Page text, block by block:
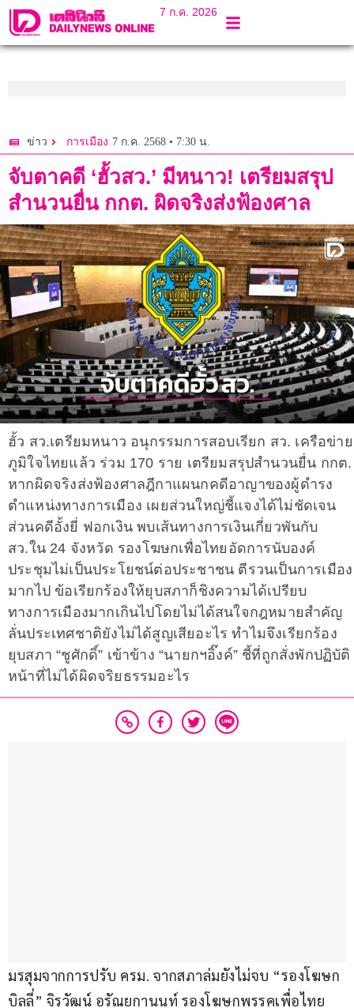
7 ก.ค. 2026
ข่าว การเมือง 7 ก.ค. 2568 • 7:30 น.
จับตาคดี ‘ฮั้วสว.’ มีหนาว! เตรียมสรุป
สำนวนยื่น กกต. ผิดจริงส่งฟ้องศาล
ฮั้ว สว.เตรียมหนาว อนุกรรมการสอบเรียก สว. เครือข่าย
ภูมิใจไทยแล้ว ร่วม 170 ราย เตรียมสรุปสำนวนยื่น กกต.
หากผิดจริงส่งฟ้องศาลฎีกาแผนกคดีอาญาของผู้ดำรง
ตำแหน่งทางการเมือง เผยส่วนใหญ่ชี้แจงได้ไม่ชัดเจน
ส่วนคดีอั้งยี่ ฟอกเงิน พบเส้นทางการเงินเกี่ยวพันกับ
สว.ใน 24 จังหวัด รองโฆษกเพื่อไทยอัดการนับองค์
ประชุมไม่เป็นประโยชน์ต่อประชาชน ตีรวนเป็นการเมือง
มากไป ข้อเรียกร้องให้ยุบสภาก็ชิงความได้เปรียบ
ทางการเมืองมากเกินไปโดยไม่ได้สนใจกฎหมายสำคัญ
ลั่นประเทศชาติยังไม่ได้สูญเสียอะไร ทำไมจึงเรียกร้อง
ยุบสภา “ชูศักดิ์” เข้าข้าง “นายกฯอิ๊งค์” ชี้ที่ถูกสั่งพักปฏิบัติ
หน้าที่ไม่ได้ผิดจริยธรรมอะไร
มรสุมจากการปรับ ครม. จากสภาล่มยังไม่จบ “รองโฆษก
บิลลี่” จิรวัฒน์ อรัณยกานนท์ รองโฆษกพรรคเพื่อไทย